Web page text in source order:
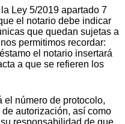
Ley 5/2019 apartado 7
el notario debe indicar
que quedan sujetas a
permitimos recordar:
el notario insertará
a que se refieren los
el número de protocolo,
autorización, así como
responsabilidad de que